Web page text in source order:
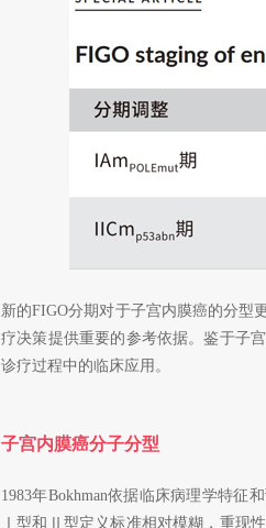
新的FIGO分期对于子宫内膜癌的分型
疗决策提供重要的参考依据。鉴于子
诊疗过程中的临床应用。
子宫内膜癌分子分型
1983年Bokhman依据临床病理学特
Ⅰ型和Ⅱ型定义标准相对模糊，重现